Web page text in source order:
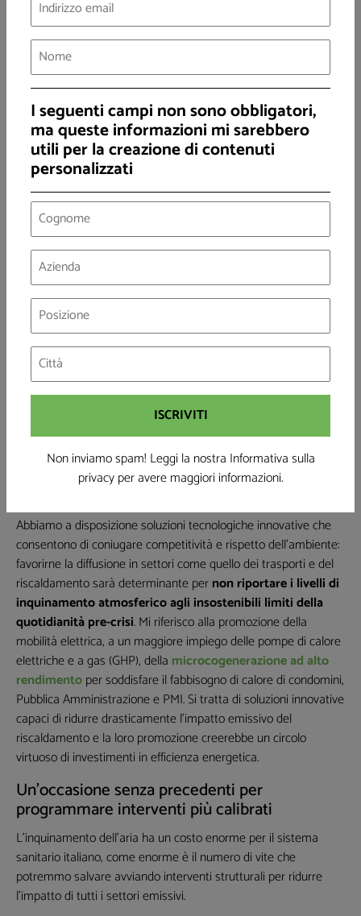
abitazioni piene a causa del
verosimilmente portato ad un maggiore fabbisogno di calore,
compensando la minor richiesta termica per scaldare scuole,
uffici pubblici, aziende e attività commerciali.
Dopo l’emergenza: privilegiare tecnologie
pulite ed efficienti in tutti i settori
Di certo la priorità attuale è l’uscita dall’emergenza sanitaria ed
economica determinata dal Coronavirus. E al di là delle
supposteinterrelazioni tra inquinamento atmosferico e
diffusione del virus
essere consapevoli dell’
efficaci per migliorare la qualità dell’aria nelle nostre città
anche sele evidenze
prolungata alle polveri sottili aumenti la probabilità di
complicazioni gravi nei contagiati rappresentano sicuramente
un motivo in più per agire con decisione.
Nell’ambito di un più ampio impulso alla ripresa dell’economia,
dobbiamo cogliere l’occasione di rilanciare con forza la
diffusione di tecnologie e stili di vita più sostenibili. La fase
post-Coronavirus assomiglierà al dopo terremoto: dovremo
ricostruire, e dovremmo farlo indirizzando le risorse verso un
modello di sviluppo più equo e sostenibile, aiutati da una
Pubblica Amministrazione più efficientee da regole più
Abbiamo a disposizione soluzioni tecnologiche innovative che
consentono di coniugare competitività e rispetto dell’ambiente:
favorirne la diffusione in settori come quello dei trasporti e del
riscaldamento sarà determinante pernon riportare i livelli di
inquinamento atmosferico agli insostenibili limiti della
quotidianità pre-crisi. Mi riferisco alla promozione della
mobilità elettrica, a un maggiore impiego delle pompe di calore
elettriche e a gas (GHP), della microcogenerazione ad alto
rendimentoper soddisfare il fabbisogno di calore di condomini,
Pubblica Amministrazione e PMI. Si tratta di soluzioni innovative
capaci di ridurre drasticamente l’impatto emissivo del
riscaldamento e la loro promozione creerebbe un circolo
virtuoso di investimenti in efficienza energetica.
Un’occasione senza precedenti per
programmare interventi più calibrati
L’inquinamento dell’aria ha un costo enorme per il sistema
sanitario italiano, come enorme è il numero di vite che
potremmo salvare avviando interventi strutturali per ridurre
l’impatto di tutti i settori emissivi.
I seguenti campi non sono obbligatori,
ma queste informazioni mi sarebbero
utili per la creazione di contenuti
personalizzati
Non inviamo spam! Leggi la nostra Informativa sulla
privacyper avere maggiori informazioni.